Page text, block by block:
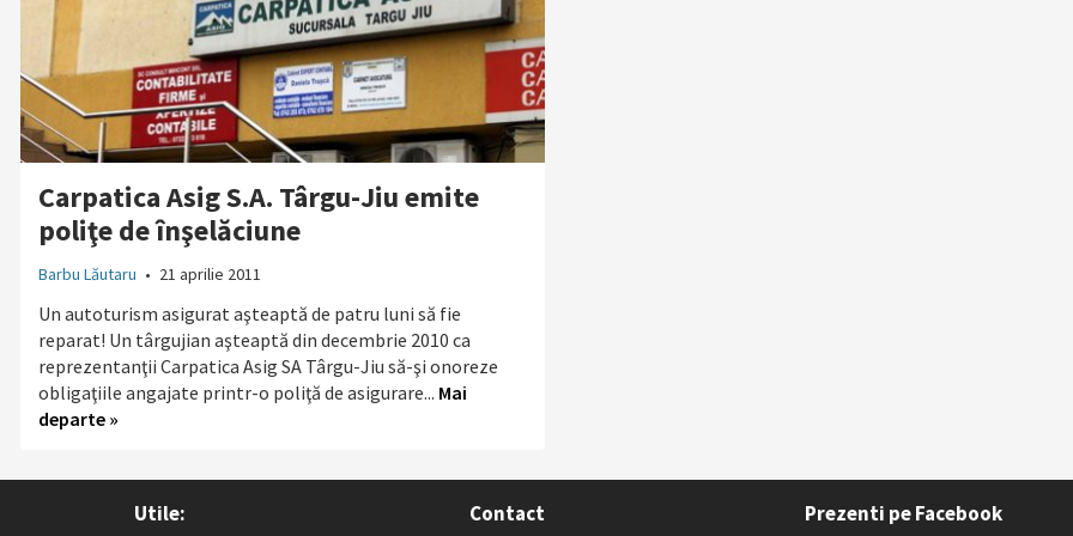
Carpatica Asig S.A. Târgu-Jiu emite
poliţe de înşelăciune
Barbu Lăutaru • 21 aprilie 2011
Un autoturism asigurat aşteaptă de patru luni să fie
reparat! Un târgujian aşteaptă din decembrie 2010 ca
reprezentanţii Carpatica Asig SA Târgu-Jiu să-şi onoreze
obligaţiile angajate printr-o poliţă de asigurare... Mai
departe »
Utile: Contact Prezenti pe Facebook